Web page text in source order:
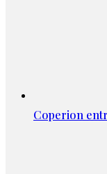
Coperion